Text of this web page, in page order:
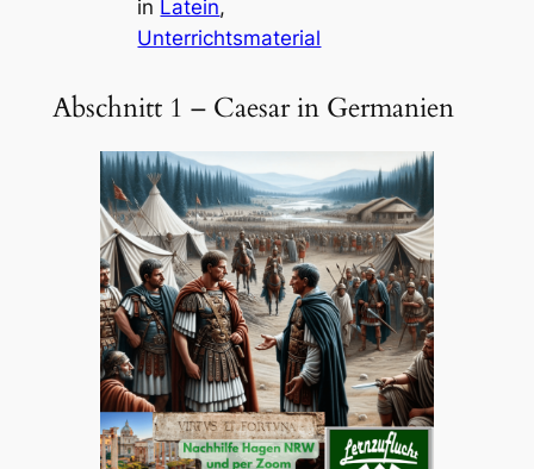
in Latein
Unterrichtsmaterial
Abschnitt 1 – Caesar in Germanien